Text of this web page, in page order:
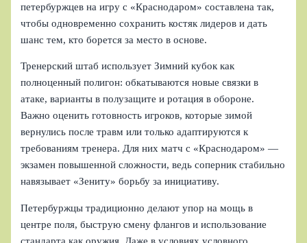
петербуржцев на игру с «Краснодаром» составлена так,
чтобы одновременно сохранить костяк лидеров и дать
шанс тем, кто борется за место в основе.
Тренерский штаб использует Зимний кубок как
полноценный полигон: обкатываются новые связки в
атаке, варианты в полузащите и ротация в обороне.
Важно оценить готовность игроков, которые зимой
вернулись после травм или только адаптируются к
требованиям тренера. Для них матч с «Краснодаром» —
экзамен повышенной сложности, ведь соперник стабильно
навязывает «Зениту» борьбу за инициативу.
Петербуржцы традиционно делают упор на мощь в
центре поля, быструю смену флангов и использование
стандарта как оружия. Даже в условиях условного